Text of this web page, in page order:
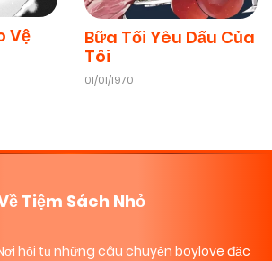
Vệ
Bữa Tối Yêu Dấu Của
Tôi
01/01/1970
Tiệm Sách Nhỏ
hội tụ những câu chuyện boylove đặc